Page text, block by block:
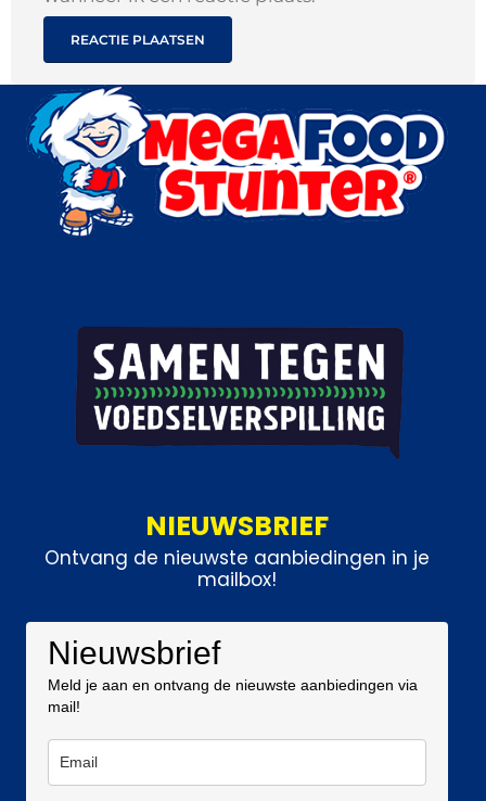
NIEUWSBRIEF
Ontvang de nieuwste aanbiedingen in je
mailbox!
Nieuwsbrief
Meld je aan en ontvang de nieuwste aanbiedingen via
mail!